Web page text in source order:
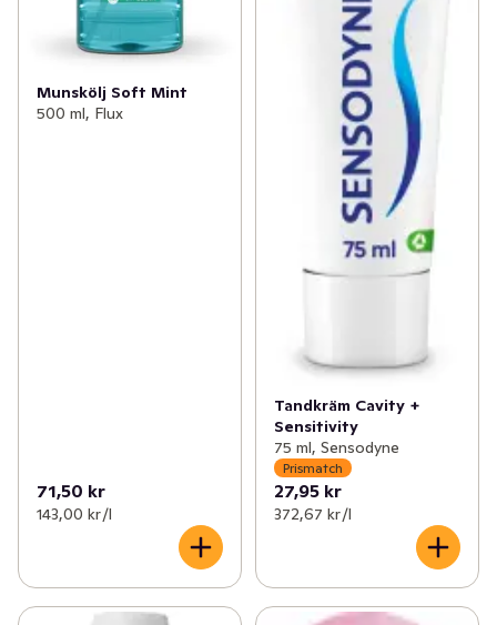
Munskölj Soft Mint
500 ml, Flux
71,50 kr
143,00 kr /l
Tandkräm Cavity +
Sensitivity
75 ml, Sensodyne
Prismatch
27,95 kr
372,67 kr /l